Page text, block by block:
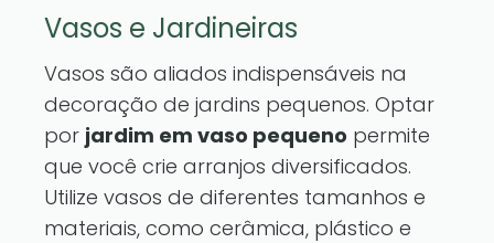
Vasos e Jardineiras
Vasos são aliados indispensáveis na
decoração de jardins pequenos. Optar
por jardim em vaso pequeno permite
que você crie arranjos diversificados.
Utilize vasos de diferentes tamanhos e
materiais, como cerâmica, plástico e